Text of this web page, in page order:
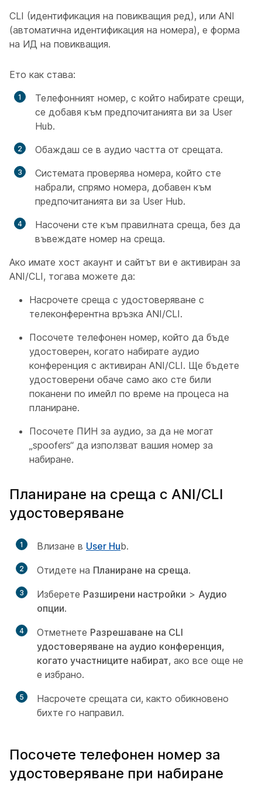
CLI (идентификация на повикващия ред), или ANI
(автоматична идентификация на номера), е форма
на ИД на повикващия.
Ето как става:
Телефонният номер, с който набирате срещи,
се добавя към предпочитанията ви за User
Hub.
Обаждаш се в аудио частта от срещата.
Системата проверява номера, който сте
набрали, спрямо номера, добавен към
предпочитанията ви за User Hub.
Насочени сте към правилната среща, без да
въвеждате номер на среща.
Ако имате хост акаунт и сайтът ви е активиран за
ANI/CLI, тогава можете да:
Насрочете среща с удостоверяване с
телеконферентна връзка ANI/CLI.
Посочете телефонен номер, който да бъде
удостоверен, когато набирате аудио
конференция с активиран ANI/CLI. Ще бъдете
удостоверени обаче само ако сте били
поканени по имейл по време на процеса на
планиране.
Посочете ПИН за аудио, за да не могат
„spoofers“ да използват вашия номер за
набиране.
Планиране на среща с ANI/CLI
удостоверяване
1 Влизане в User Hub.
2 Отидете на Планиране на среща.
3 Изберете Разширени настройки > Аудио
опции.
4 Отметнете Разрешаване на CLI
удостоверяване на аудио конференция,
когато участниците набират, ако все още не
е избрано.
5
Насрочете срещата си, както обикновено
бихте го направил.
Посочете телефонен номер за
удостоверяване при набиране